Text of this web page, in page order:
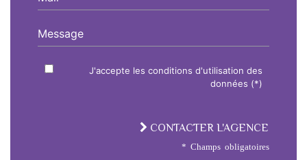
Message
J'accepte les conditions d'utilisation des
données (*)
CONTACTER L'AGENCE
* Champs obligatoires